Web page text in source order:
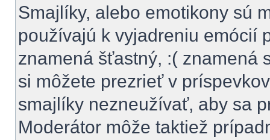
Smajlíky, alebo emotikony sú
používajú k vyjadreniu emócií
znamená šťastný, :( znamená
si môžete prezrieť v
smajlíky nezneužívať, aby sa
Moderátor môže taktiež